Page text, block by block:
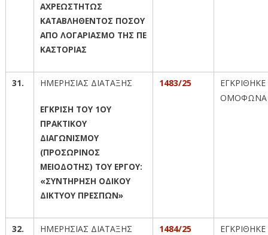
ΑΧΡΕΩΣΤΗΤΩΣ
ΚΑΤΑΒΛΗΘΕΝΤΟΣ ΠΟΣΟΥ
ΑΠΟ ΛΟΓΑΡΙΑΣΜΟ ΤΗΣ ΠΕ
ΚΑΣΤΟΡΙΑΣ
31. ΗΜΕΡΗΣΙΑΣ ΔΙΑΤΑΞΗΣ
ΕΓΚΡΙΣΗ ΤΟΥ 1ΟΥ
ΠΡΑΚΤΙΚΟΥ
ΔΙΑΓΩΝΙΣΜΟΥ
(ΠΡΟΣΩΡΙΝΟΣ
ΜΕΙΟΔΟΤΗΣ) ΤΟΥ ΕΡΓΟΥ:
«ΣΥΝΤΗΡΗΣΗ ΟΔΙΚΟΥ
ΔΙΚΤΥΟΥ ΠΡΕΣΠΩΝ»
1483/25
ΕΓΚΡΙΘΗΚΕ
ΟΜΟΦΩΝΑ
32. ΗΜΕΡΗΣΙΑΣ ΔΙΑΤΑΞΗΣ 1484/25
ΕΓΚΡΙΘΗΚΕ